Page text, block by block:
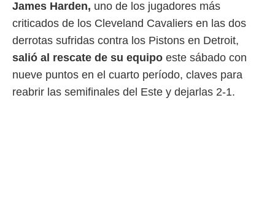
James Harden, uno de los jugadores más
criticados de los Cleveland Cavaliers en las dos
derrotas sufridas contra los Pistons en Detroit,
salió al rescate de su equipo este sábado con
nueve puntos en el cuarto período, claves para
reabrir las semifinales del Este y dejarlas 2-1.